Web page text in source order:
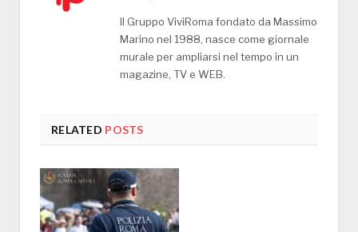
Il Gruppo ViviRoma fondato da Massimo
Marino nel 1988, nasce come giornale
murale per ampliarsi nel tempo in un
magazine, TV e WEB.
RELATED POSTS